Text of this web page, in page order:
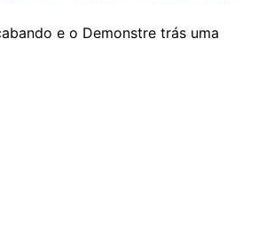
e o Demonstre trás uma